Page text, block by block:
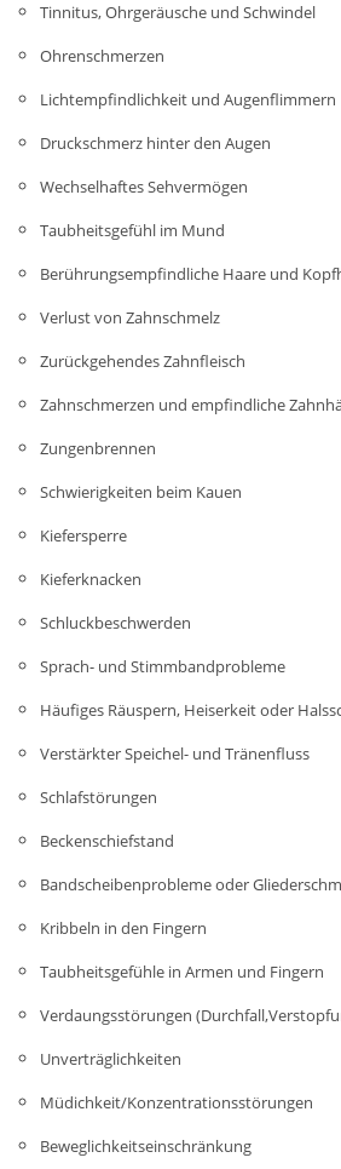
Tinnitus, Ohrgeräusche und Schwindel
Ohrenschmerzen
Lichtempfindlichkeit und Augenflimmern
Druckschmerz hinter den Augen
Wechselhaftes Sehvermögen
Taubheitsgefühl im Mund
Berührungsempfindliche Haare und
Verlust von Zahnschmelz
Zurückgehendes Zahnfleisch
Zahnschmerzen und empfindliche
Zungenbrennen
Schwierigkeiten beim Kauen
Kiefersperre
Kieferknacken
Schluckbeschwerden
Sprach- und Stimmbandprobleme
Häufiges Räuspern, Heiserkeit oder
Verstärkter Speichel- und Tränenfluss
Schlafstörungen
Beckenschiefstand
Bandscheibenprobleme oder
Kribbeln in den Fingern
Taubheitsgefühle in Armen und Fingern
Verdaungsstörungen
Unverträglichkeiten
Müdichkeit/Konzentrationsstörungen
Beweglichkeitseinschränkung